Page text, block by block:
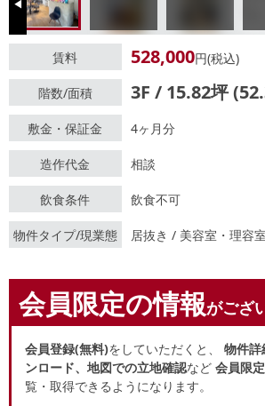
Previous
賃料 528,000円(税込)
階数/面積 3F / 15.82坪
敷金・保証金 4ヶ月分
造作代金 相談
飲食条件 飲食不可
物件タイプ/現業態 居抜き / 美容室・理容室
会員限定の情報がござ
会員登録(無料)をしていただくと、 物件詳
ンロード、地図での立地確認など 会員限
覧・取得できるようになります。